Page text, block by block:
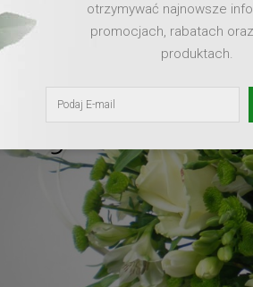
otrzymywać najnowsze
promocjach, rabatach
produktach.